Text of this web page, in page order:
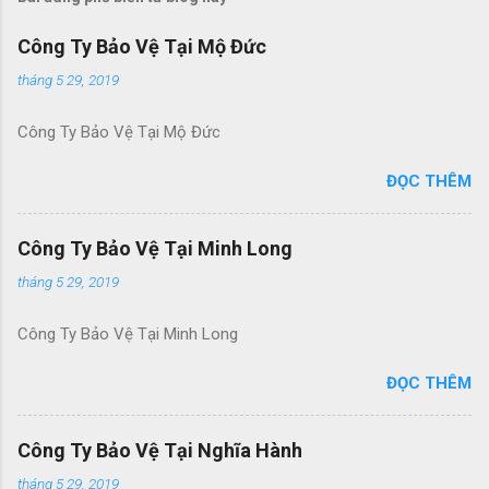
Công Ty Bảo Vệ Tại Mộ Đức
tháng 5 29, 2019
Công Ty Bảo Vệ Tại Mộ Đức
ĐỌC THÊM
Công Ty Bảo Vệ Tại Minh Long
tháng 5 29, 2019
Công Ty Bảo Vệ Tại Minh Long
ĐỌC THÊM
Công Ty Bảo Vệ Tại Nghĩa Hành
tháng 5 29, 2019